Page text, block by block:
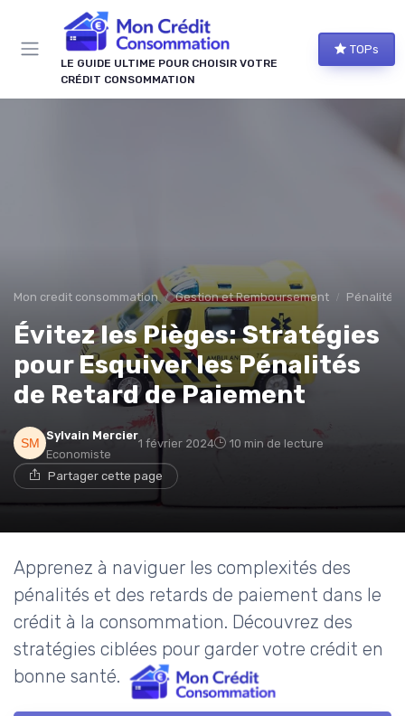
LE GUIDE ULTIME POUR CHOISIR VOTRE
CRÉDIT CONSOMMATION
TOPs
Mon credit consommation Gestion et Remboursement Pénalités
Évitez les Pièges: Stratégies
pour Esquiver les Pénalités
de Retard de Paiement
Sylvain Mercier
Economiste
1 février 2024 10 min de lecture
Partager cette page
Apprenez à naviguer les complexités des
pénalités et des retards de paiement dans le
crédit à la consommation. Découvrez des
stratégies ciblées pour garder votre crédit en
bonne santé.
Panneau de gestion des cookies